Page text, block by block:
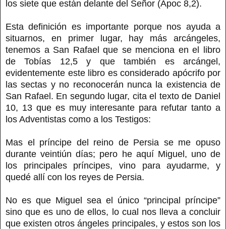
los siete que están delante del Señor (Apoc 8,2).
Esta definición es importante porque nos ayuda a
situarnos, en primer lugar, hay más arcángeles,
tenemos a San Rafael que se menciona en el libro
de Tobías 12,5 y que también es arcángel,
evidentemente este libro es considerado apócrifo por
las sectas y no reconocerán nunca la existencia de
San Rafael. En segundo lugar, cita el texto de Daniel
10, 13 que es muy interesante para refutar tanto a
los Adventistas como a los Testigos:
Mas el príncipe del reino de Persia se me opuso
durante veintiún días; pero he aquí Miguel, uno de
los principales príncipes, vino para ayudarme, y
quedé allí con los reyes de Persia.
No es que Miguel sea el único “principal príncipe”
sino que es uno de ellos, lo cual nos lleva a concluir
que existen otros ángeles principales, y estos son los